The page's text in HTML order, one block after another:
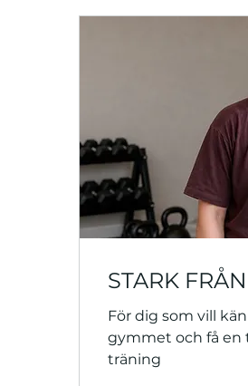
STARK
För dig som vill
gymmet och få en
träning